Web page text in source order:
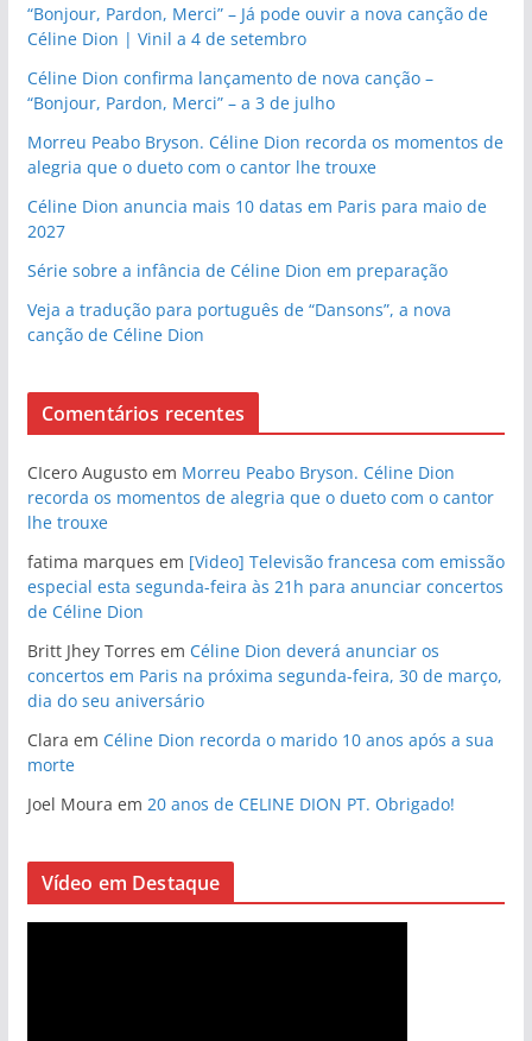
“Bonjour, Pardon, Merci” – Já pode ouvir a nova canção de
Céline Dion | Vinil a 4 de setembro
Céline Dion confirma lançamento de nova canção –
“Bonjour, Pardon, Merci” – a 3 de julho
Morreu Peabo Bryson. Céline Dion recorda os momentos de
alegria que o dueto com o cantor lhe trouxe
Céline Dion anuncia mais 10 datas em Paris para maio de
2027
Série sobre a infância de Céline Dion em preparação
Veja a tradução para português de “Dansons”, a nova
canção de Céline Dion
Comentários recentes
CIcero Augustoem Morreu Peabo Bryson. Céline Dion
recorda os momentos de alegria que o dueto com o cantor
lhe trouxe
fatima marques em [Video] Televisão francesa com emissão
especial esta segunda-feira às 21h para anunciar concertos
de Céline Dion
Britt Jhey Torres em Céline Dion deverá anunciar os
concertos em Paris na próxima segunda-feira, 30 de março,
dia do seu aniversário
Clara em Céline Dion recorda o marido 10 anos após a sua
morte
Joel Moura em 20 anos de CELINE DION PT. Obrigado!
Vídeo em Destaque